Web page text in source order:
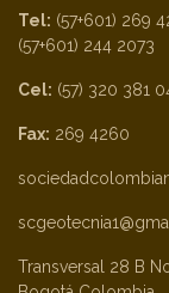
Tel: (57+601) 269
(57+601) 244 2073
Cel: (57) 320 381
Fax: 269 4260
Transversal 28 B